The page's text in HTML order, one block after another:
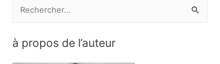
h
à propos de l’auteur